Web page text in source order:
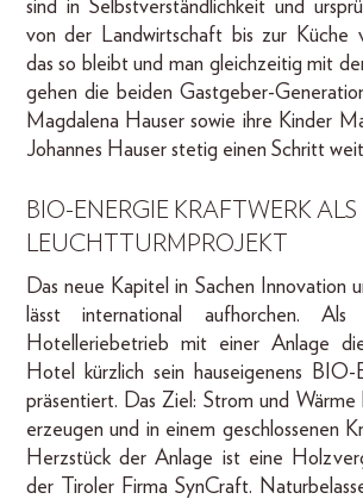
sind in Selbstverständlichkeit und
von der Landwirtschaft bis zur Küche
das so bleibt und man gleichzeitig mit
gehen die beiden Gastgeber-
Magdalena Hauser sowie ihre Kinder
Johannes Hauser stetig einen Schritt
BIO-ENERGIE KRAFTWERK ALS
LEUCHTTURMPROJEKT
Das neue Kapitel in Sachen Innovation
lässt international aufhorchen.
Hotelleriebetrieb mit einer Anlage
Hotel kürzlich sein hauseigenens BIO-
präsentiert. Das Ziel: Strom und Wärme
erzeugen und in einem geschlossenen
Herzstück der Anlage ist eine
der Tiroler Firma SynCraft.